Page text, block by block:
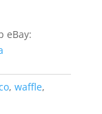
eBay:
, waffle,